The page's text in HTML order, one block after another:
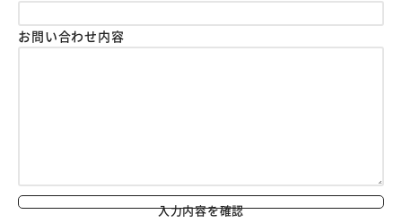
お問い合わせ内容
入力内容を確認